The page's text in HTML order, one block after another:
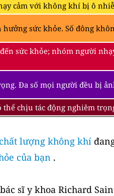
cảm với không khí bị ô
sức khỏe. Số đông
sức khỏe; nhóm người
Đa số mọi người đều bị
thể chịu tác động nghiêm
lượng không khí
của bạn .
sĩ y khoa Richard